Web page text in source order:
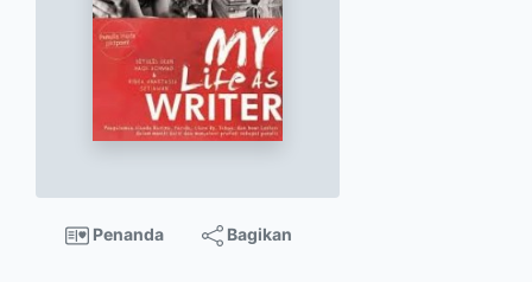
Penanda Bagikan